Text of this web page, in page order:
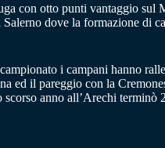
con otto punti vantaggio sul
dove la formazione di
i campani hanno
ed il pareggio con la
anno all’Arechi